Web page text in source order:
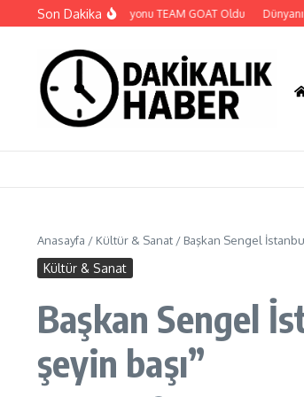
İçeriğe atlaSon Dakika
2. Sezon Şampiyonu TEAM GOAT Oldu Dünyanın en
Anasayfa / Kültür & Sanat / Başkan Sengel
Kültür & Sanat
Başkan Sengel
şeyin başı”